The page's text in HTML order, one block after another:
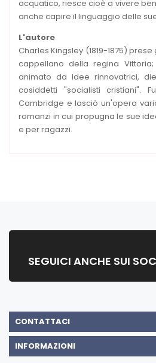
acquatico, riesce cioè a vivere
anche capire il linguaggio delle
L'autore
Charles Kingsley (1819-1875)
cappellano della regina
animato da idee rinnovatrici,
cosiddetti "socialisti cristiani".
Cambridge e lasciò un'opera
romanzi in cui propugna le sue
e per ragazzi.
SEGUICI ANCHE SUI
CONTATTACI
INFORMAZIONI